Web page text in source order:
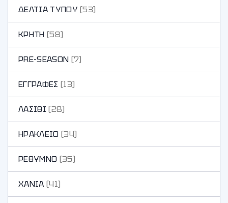
ΔΕΛΤΙΑ ΤΥΠΟΥ (53)
ΚΡΗΤΗ (58)
PRE-SEASON (7)
ΕΓΓΡΑΦΕΣ (13)
ΛΑΣΙΘΙ (28)
ΗΡΑΚΛΕΙΟ (34)
ΡΕΘΥΜΝΟ (35)
ΧΑΝΙA (41)